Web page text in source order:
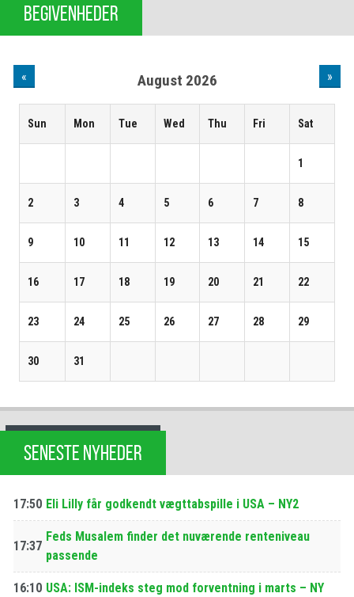
BEGIVENHEDER
« August 2026 »
Sun Mon Tue Wed Thu Fri Sat
1
2 3 4 5 6 7 8
9 10 11 12 13 14 15
16 17 18 19 20 21 22
23 24 25 26 27 28 29
30 31
SENESTE NYHEDER
17:50 Eli Lilly får godkendt vægttabspille i USA – NY2
17:37
Feds Musalem finder det nuværende renteniveau
passende
16:10 USA: ISM-indeks steg mod forventning i marts – NY